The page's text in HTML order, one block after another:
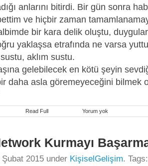
anlarını bitirdi. Bir gün sonra
ve hiçbir zaman
bir kara delik oluştu,
yaklaşsa etrafında ne varsa
aklım sustu.
gelebilecek en kötü şeyin
daha asla göremeyeceğini bilmek
Read Full Yorum yok
dostun
yok
sayılmasıyla
başlıyormuş…
Kurmayı
Şubat 2015 under KişiselGelişim.